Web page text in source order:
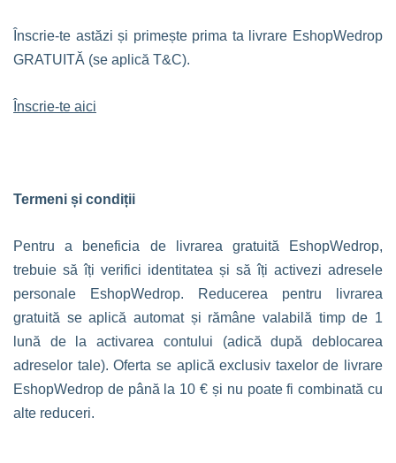
Înscrie-te astăzi și primește prima ta livrare EshopWedrop
GRATUITĂ (se aplică T&C).
Înscrie-te aici
Termeni și condiții
Pentru a beneficia de livrarea gratuită EshopWedrop,
trebuie să îți verifici identitatea și să îți activezi adresele
personale EshopWedrop. Reducerea pentru livrarea
gratuită se aplică automat și rămâne valabilă timp de 1
lună de la activarea contului (adică după deblocarea
adreselor tale). Oferta se aplică exclusiv taxelor de livrare
EshopWedrop de până la 10 € și nu poate fi combinată cu
alte reduceri.